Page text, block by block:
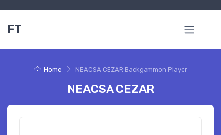
FT
Home NEACSA CEZAR Backgammon Player
NEACSA CEZAR